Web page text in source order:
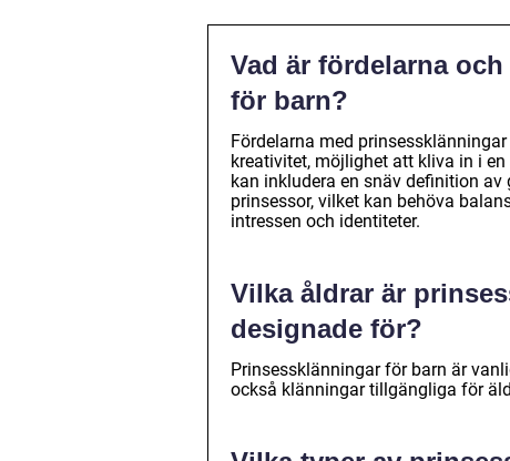
Vad är fördelarna
för barn?
Fördelarna med
kreativitet, möjlighet att kliva in i
kan inkludera en snäv definition
prinsessor, vilket kan behöva
intressen och identiteter.
Vilka åldrar är
designade för?
Prinsessklänningar för barn är
också klänningar tillgängliga för